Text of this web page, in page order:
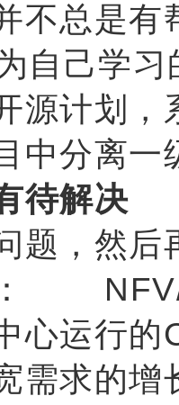
不总是有
自己学
源计划，
目中分
待解决
题，然
NFV/
心运行的
需求的